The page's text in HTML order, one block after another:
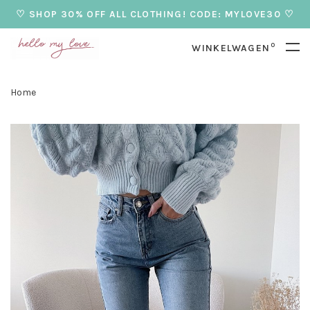
♡ SHOP 30% OFF ALL CLOTHING! CODE: MYLOVE30 ♡
WINKELWAGEN 0
Home